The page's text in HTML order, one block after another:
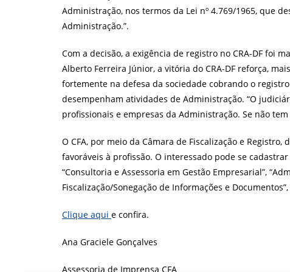
Administração, nos termos da Lei nº 4.769/1965, que
Administração.”.
Com a decisão, a exigência de registro no CRA-DF foi
Alberto Ferreira Júnior, a vitória do CRA-DF reforça,
fortemente na defesa da sociedade cobrando o
desempenham atividades de Administração. “O
profissionais e empresas da Administração. Se não
O CFA, por meio da Câmara de Fiscalização e Registro,
favoráveis à profissão. O interessado pode se
“Consultoria e Assessoria em Gestão Empresarial”,
Fiscalização/Sonegação de Informações e
Clique aqui e confira.
Ana Graciele Gonçalves
Assessoria de Imprensa CFA